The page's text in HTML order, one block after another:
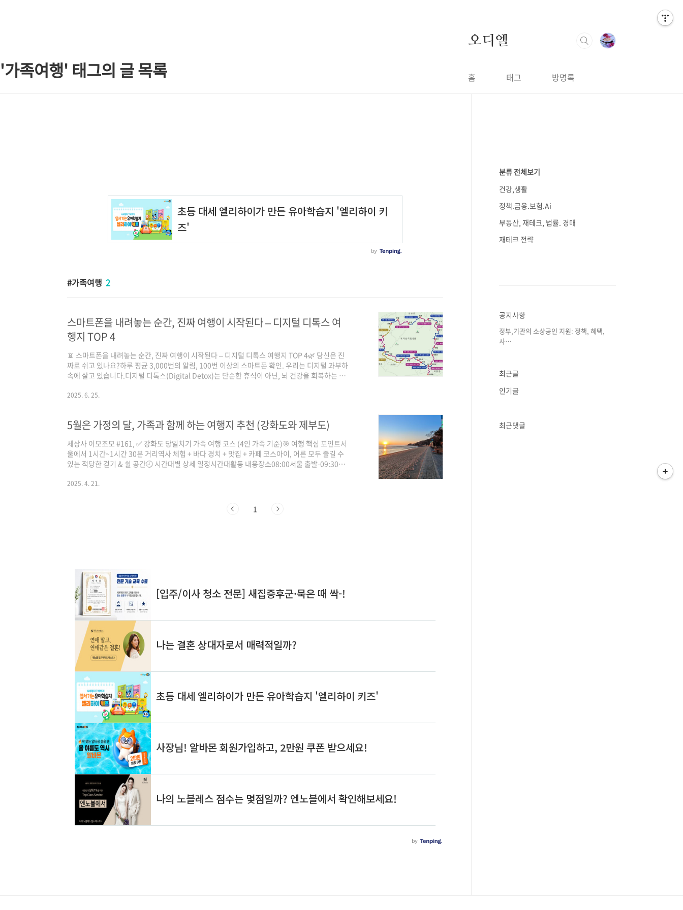
'가족여행' 태그의 글 목록
오디엘
홈 태그 방명록
가족여행 2
스마트폰을 내려놓는 순간, 진짜 여행이 시작된다 – 디지털 디톡스 여
행지 TOP 4
📵 스마트폰을 내려놓는 순간, 진짜 여행이 시작된다 – 디지털 디톡스 여행지 TOP 4🌿 당신은 진
짜로 쉬고 있나요?하루 평균 3,000번의 알림, 100번 이상의 스마트폰 확인. 우리는 디지털 과부하
속에 살고 있습니다.디지털 디톡스(Digital Detox)는 단순한 휴식이 아닌, 뇌 건강을 회복하는 삶
볼까요?1️⃣ 신안 퍼플섬 – 보랏빛 감성으로 물든 디지털 디톡스 섬📍 위치: 전남 신안군 안좌면 반
2025. 6. 25.
5월은 가정의 달, 가족과 함께 하는 여행지 추천 (강화도와 제부도)
세상사 이모조모 #161, ✅ 강화도 당일치기 가족 여행 코스 (4인 가족 기준)🎯 여행 핵심 포인트서
울에서 1시간~1시간 30분 거리역사 체험 + 바다 경치 + 맛집 + 카페 코스아이, 어른 모두 즐길 수
있는 적당한 걷기 & 쉴 공간🕘 시간대별 상세 일정시간대활동 내용장소08:00서울 출발-09:30아
밴댕이 정식14:00사찰 산책전등사16:00갯벌 체험동막해변 or 민머루 해변18:00바다 전망 카페
집✅ 상세 장소 설명 및 예산 (4인 기준)🍞 09:30 – 아침식사 (강화 로스터리 카페 '카페 인 더가..
2025. 4. 21.
1
분류 전체보기
건강,생활
정책.금융.보험.Ai
부동산, 재테크, 법률. 경매
재테크 전략
공지사항
정부,기관의 소상공인 지원: 정책, 혜택,
사⋯
최근글
인기글
최근댓글